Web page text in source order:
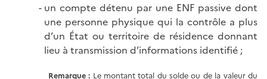
un compte détenu par une ENF passive dont
une personne physique qui la contrôle a plus
d’un État ou territoire de résidence donnant
lieu à transmission d’informations identifié ;
Remarque : Le montant total du solde ou de la valeur du